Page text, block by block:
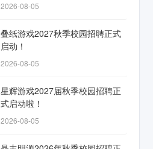
2026-08-05
叠纸游戏2027秋季校园招聘正式
启动！
2026-08-05
星辉游戏2027届秋季校园招聘正
式启动啦！
2026-08-05